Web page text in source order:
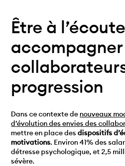
Être à
progression
Dans ce contexte de nouveaux
d’évolution des envies des
mettre en place desdispositifs
motivations. Environ 41% des
détresse psychologique, et 2,5
sévère.